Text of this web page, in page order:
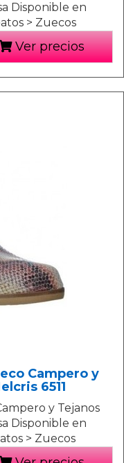
Disponible en
> Zuecos
Ver precios
Campero y
6511
y Tejanos
Disponible en
> Zuecos